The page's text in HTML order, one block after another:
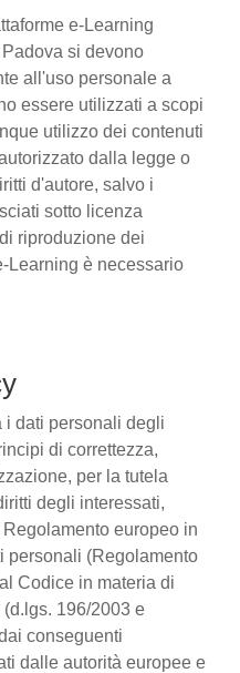
e-Learning
si devono
all'uso personale a
essere utilizzati a scopi
utilizzo dei contenuti
dalla legge o
d'autore, salvo i
sotto licenza
riproduzione dei
Learning è necessario
i dati personali degli
di correttezza,
per la tutela
degli interessati,
europeo in
personali (Regolamento
Codice in materia di
196/2003 e
conseguenti
dalle autorità europee e